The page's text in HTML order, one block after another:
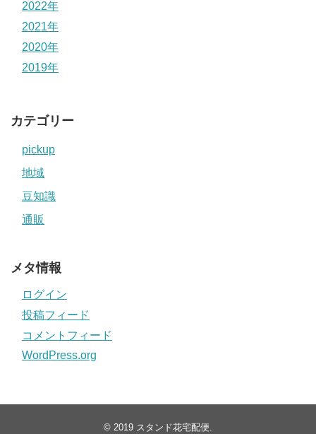
2022年
2021年
2020年
2019年
カテゴリー
pickup
地域
豆知識
通販
メタ情報
ログイン
投稿フィード
コメントフィード
WordPress.org
© 2019 スタンド花宅配便.